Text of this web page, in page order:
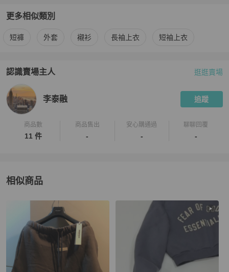
更多相似類別
更多Fear of God 相似商品推薦
短褲 外套 襯衫 長袖上衣 短袖上衣
認識賣場主人
PopChill 拍拍圈嚴選賣家
逛逛賣場
李泰融 追蹤
商品數
11 件
商品售出
-
安心購通過
-
聊聊回覆
-
相似商品
更多相似Fear of God男裝推薦精品